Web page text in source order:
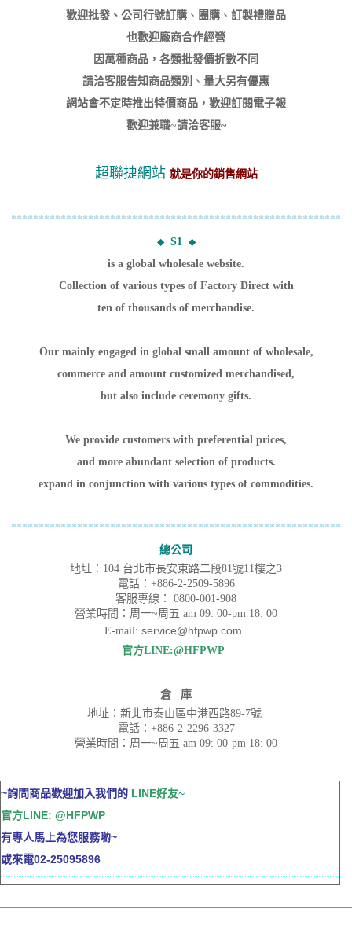
歡迎批發、 公司行號訂購 、 團購 、 訂製禮贈品
也歡迎廠商合作經營
因萬種商品， 各類批發價折數不同
請洽客服告知商品類別 、 量大另有優惠
網站會不定時推出特價商品，歡迎訂閱電子報
歡迎兼職~請洽客服~
超聯捷網站 就是你的銷售網站
************************************************************
◆S1 ◆
is a global wholesale website.
Collection of various types of Factory Direct with
ten of thousands of merchandise.
Our mainly engaged in global small amount of wholesale,
commerce and amount customized merchandised,
but also include ceremony gifts.
We provide customers with preferential prices,
and more abundant selection of products.
expand in conjunction with various types of commodities.
************************************************************
總公司
地址：104 台北市長安東路二段81號11樓之3
電話：+886-2-2509-5896
客服專線： 0800-001-908
營業時間：周一~周五 am 09: 00-pm 18: 00
E-mail: service@hfpwp.com
官方LINE:@HFPWP
倉 庫
地址：新北市泰山區中港西路89-7號
電話：+886-2-2296-3327
營業時間：周一~周五 am 09: 00-pm 18: 00
~詢問商品歡迎加入我們的 LINE好友~
官方LINE: @HFPWP
有專人馬上為您服務喲~
或來電02-25095896